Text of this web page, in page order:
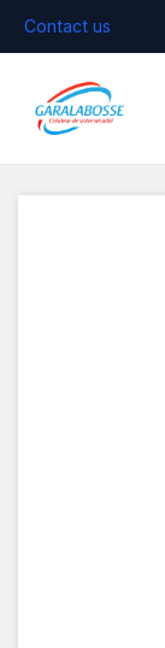
Contact us